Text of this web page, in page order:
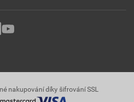
nakupování díky šifrování SSL